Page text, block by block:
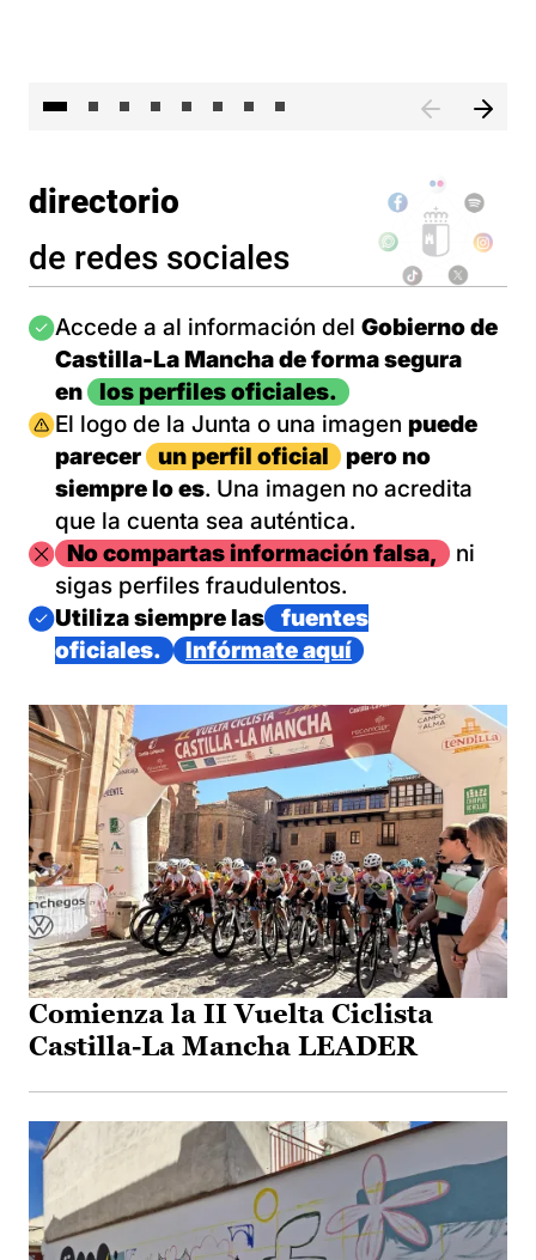
directorio
de redes sociales
Imagen
Accede a al información del Gobierno de
Castilla-La Mancha de forma segura
en
los perfiles oficiales.
Imagen
El logo de la Junta o una imagen puede
parecer
un perfil oficial
pero no
siempre lo es. Una imagen no acredita
que la cuenta sea auténtica.
ImagenNo compartas información falsa,
ni
sigas perfiles fraudulentos.
Imagen
Utiliza siempre las
fuentes
oficiales.
Infórmate aquí
Comienza la II Vuelta Ciclista
Castilla-La Mancha LEADER